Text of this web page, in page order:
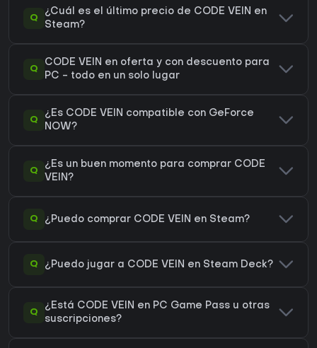
Q
¿Cuál es el último precio de CODE VEIN en
Steam?
Q
CODE VEIN en oferta y con descuento para
PC - todo en un solo lugar
Q
¿Es CODE VEIN compatible con GeForce
NOW?
Q
¿Es un buen momento para comprar CODE
VEIN?
Q ¿Puedo comprar CODE VEIN en Steam?
Q ¿Puedo jugar a CODE VEIN en Steam Deck?
Q
¿Está CODE VEIN en PC Game Pass u otras
suscripciones?